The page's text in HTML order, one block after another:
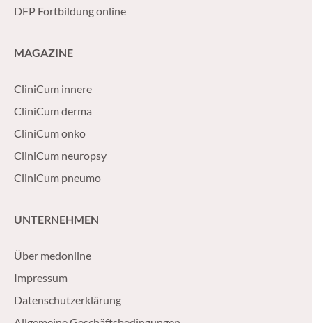
DFP Fortbildung online
MAGAZINE
CliniCum innere
CliniCum derma
CliniCum onko
CliniCum neuropsy
CliniCum pneumo
UNTERNEHMEN
Über medonline
Impressum
Datenschutzerklärung